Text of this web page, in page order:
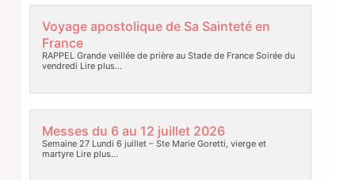
Voyage apostolique de Sa Sainteté en
France
RAPPEL Grande veillée de prière au Stade de France Soirée du
vendredi Lire plus…
Messes du 6 au 12 juillet 2026
Semaine 27 Lundi 6 juillet – Ste Marie Goretti, vierge et
martyreLire plus…